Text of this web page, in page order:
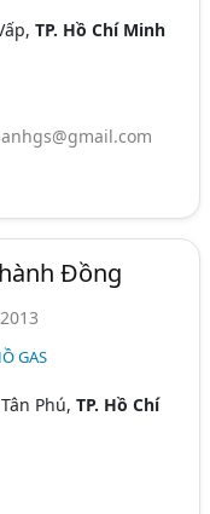
TP. Hồ Chí Minh
Đồng
GAS
Tân Phú,TP. Hồ Chí